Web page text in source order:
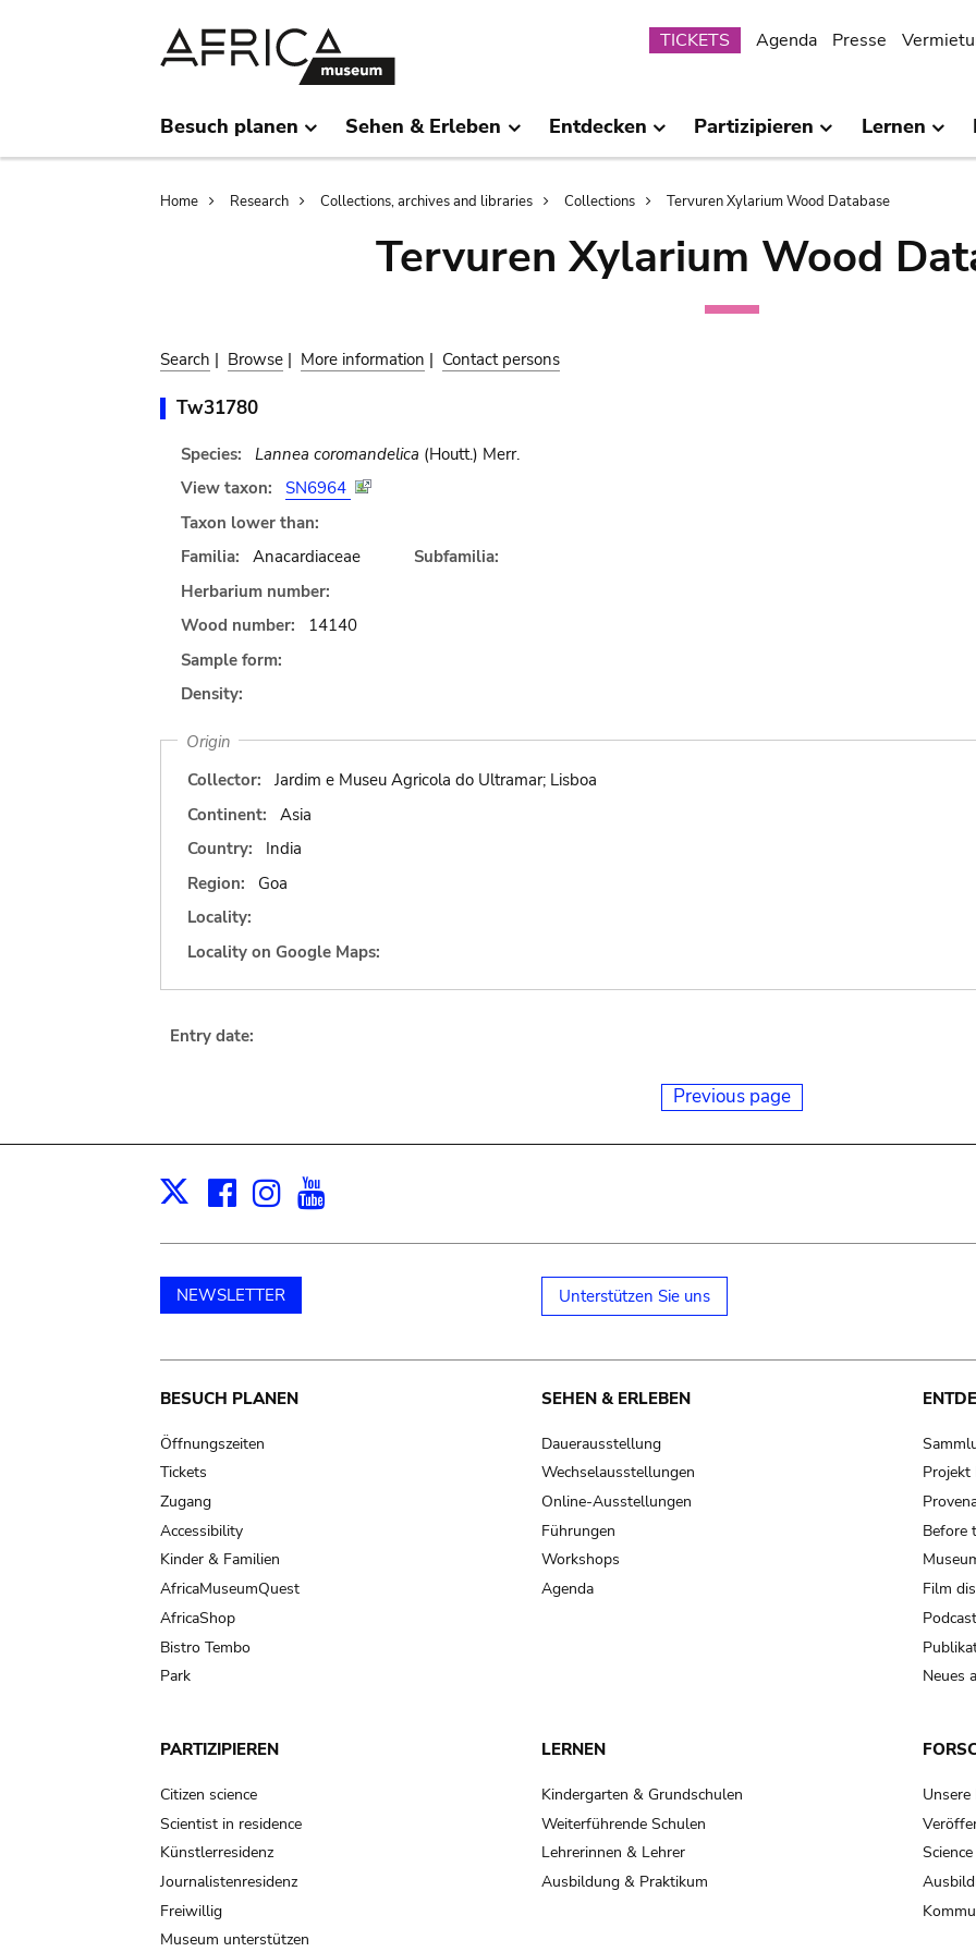
Submenu
TICKETS Agenda Presse
Besuch planen Sehen & Erleben Entdecken Partizipieren Lernen
Breadcrumb
Home Research Collections, archives and libraries Collections Tervuren Xylarium Wood Database
Tervuren Xylarium Wood
Search | Browse | More information | Contact persons
Tw31780
Species: Lannea coromandelica (Houtt.) Merr.
View taxon:
SN6964
Taxon lower than:
Familia:
Anacardiaceae
Subfamilia:
Herbarium number:
Wood number:
14140
Sample form:
Density:
Origin
Collector:
Jardim e Museu Agricola do Ultramar; Lisboa
Continent:
Asia
Country:
India
Region:
Goa
Locality:
Locality on Google Maps:
Entry date:
Previous page
X Facebook
Instagram
NEWSLETTER Unterstützen Sie uns
Main
navigation
BESUCH PLANEN
Öffnungszeiten
Tickets
Zugang
Accessibility
Kinder & Familien
AfricaMuseumQuest
AfricaShop
Bistro Tembo
Park
SEHEN & ERLEBEN
Dauerausstellung
Wechselausstellungen
Online-Ausstellungen
Führungen
Workshops
Agenda
Projekt
Before
Film
Neues
PARTIZIPIEREN
Citizen science
Scientist in residence
Künstlerresidenz
Journalistenresidenz
Freiwillig
Museum unterstützen
LERNEN
Kindergarten & Grundschulen
Weiterführende Schulen
Lehrerinnen & Lehrer
Ausbildung & Praktikum